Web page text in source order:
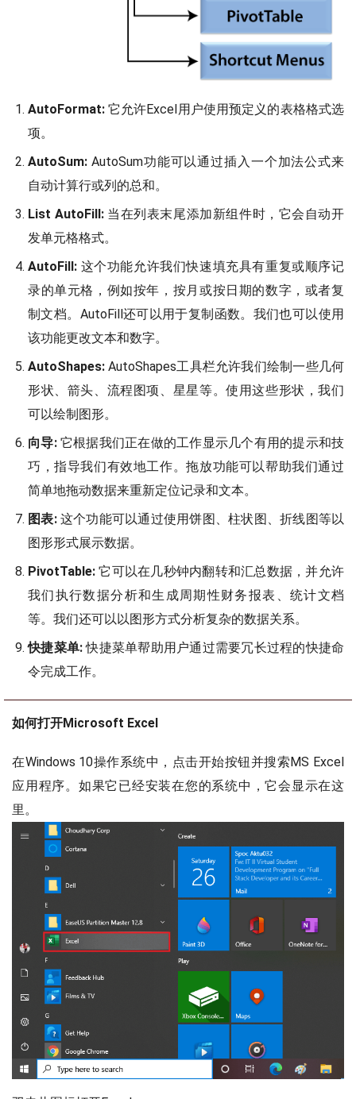
AutoFormat: 它允许Excel用户使用预定义的表格格式选
项。
AutoSum: AutoSum功能可以通过插入一个加法公式来
自动计算行或列的总和。
List AutoFill:当在列表末尾添加新组件时，它会自动开
发单元格格式。
AutoFill: 这个功能允许我们快速填充具有重复或顺序记
录的单元格，例如按年，按月或按日期的数字，或者复
制文档。AutoFill还可以用于复制函数。我们也可以使用
该功能更改文本和数字。
AutoShapes: AutoShapes工具栏允许我们绘制一些几何
形状、箭头、流程图项、星星等。使用这些形状，我们
可以绘制图形。
向导:它根据我们正在做的工作显示几个有用的提示和技
巧，指导我们有效地工作。拖放功能可以帮助我们通过
简单地拖动数据来重新定位记录和文本。
图表:这个功能可以通过使用饼图、柱状图、折线图等以
图形形式展示数据。
PivotTable: 它可以在几秒钟内翻转和汇总数据，并允许
我们执行数据分析和生成周期性财务报表、统计文档
等。我们还可以以图形方式分析复杂的数据关系。
快捷菜单:快捷菜单帮助用户通过需要冗长过程的快捷命
令完成工作。
如何打开Microsoft Excel
在Windows 10操作系统中，点击开始按钮并搜索MS Excel
应用程序。如果它已经安装在您的系统中，它会显示在这
里。